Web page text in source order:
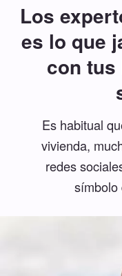
Los
es lo que
con tus
Es habitual
vivienda,
redes
símbolo